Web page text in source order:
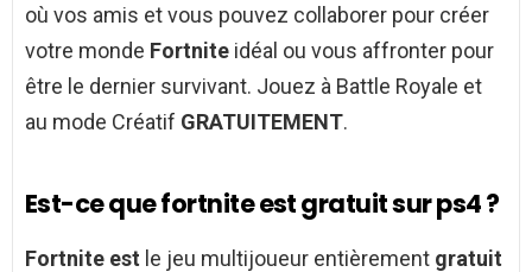
où vos amis et vous pouvez collaborer pour créer
votre monde Fortnite idéal ou vous affronter pour
être le dernier survivant. Jouez à Battle Royale et
au mode Créatif GRATUITEMENT.
Est-ce que fortnite est gratuit sur ps4 ?
Fortnite est le jeu multijoueur entièrement gratuit